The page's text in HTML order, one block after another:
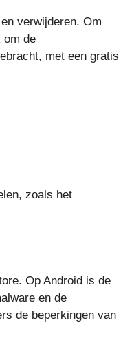
verwijderen. Om
om de
met een gratis
zoals het
Op Android is de
en de
de beperkingen van